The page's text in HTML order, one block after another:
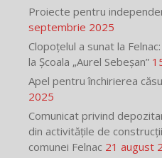
Proiecte pentru
septembrie 2025
Clopoțelul a sunat la
la Școala „Aurel Sebeșan”
Apel pentru închirierea
2025
Comunicat privind
din activitățile de
comunei Felnac 21 august